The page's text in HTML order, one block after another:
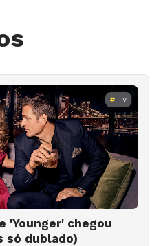
TV
'Younger' chegou
só dublado)